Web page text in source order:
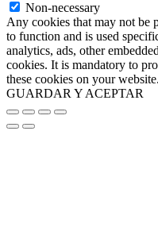
Non-necessary
Any cookies that may not be
to function and is used
analytics, ads, other
cookies. It is mandatory to
these cookies on your website.
GUARDAR Y ACEPTAR